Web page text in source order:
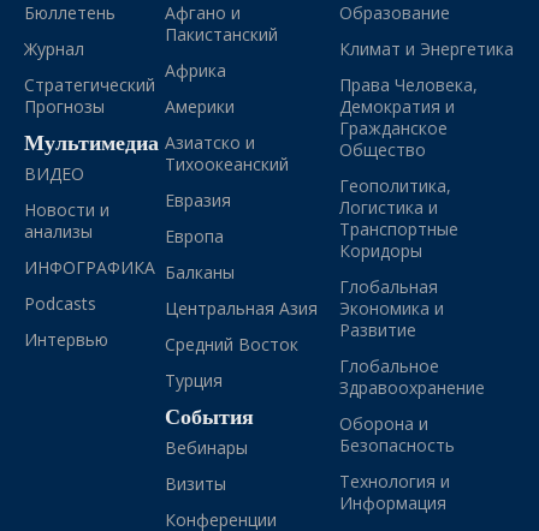
Бюллетень
Журнал
Стратегический
Прогнозы
Мультимедиа
ВИДЕО
Новости и
анализы
ИНФОГРАФИКА
Podcasts
Интервью
Афгано и
Пакистанский
Африка
Америки
Азиатско и
Тихоокеанский
Евразия
Европа
Балканы
Центральная Азия
Средний Восток
Турция
События
Вебинары
Визиты
Конференции
Образование
Климат и Энергетика
Права Человека,
Демократия и
Гражданское
Общество
Геополитика,
Логистика и
Транспортные
Коридоры
Глобальная
Экономика и
Развитие
Глобальное
Здравоохранение
Оборона и
Безопасность
Технология и
Информация